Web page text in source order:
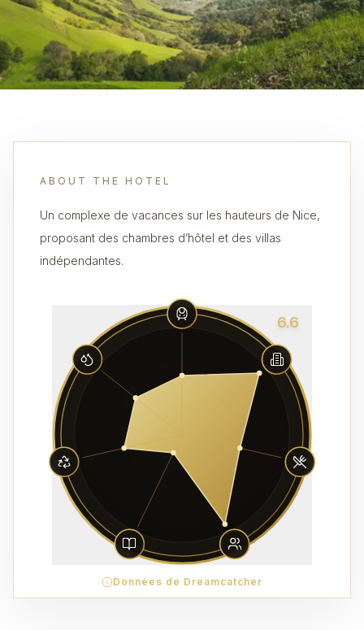
ABOUT THE HOTEL
Un complexe de vacances sur les hauteurs de Nice,
proposant des chambres d’hôtel et des villas
indépendantes.
6.6
Données de Dreamcatcher